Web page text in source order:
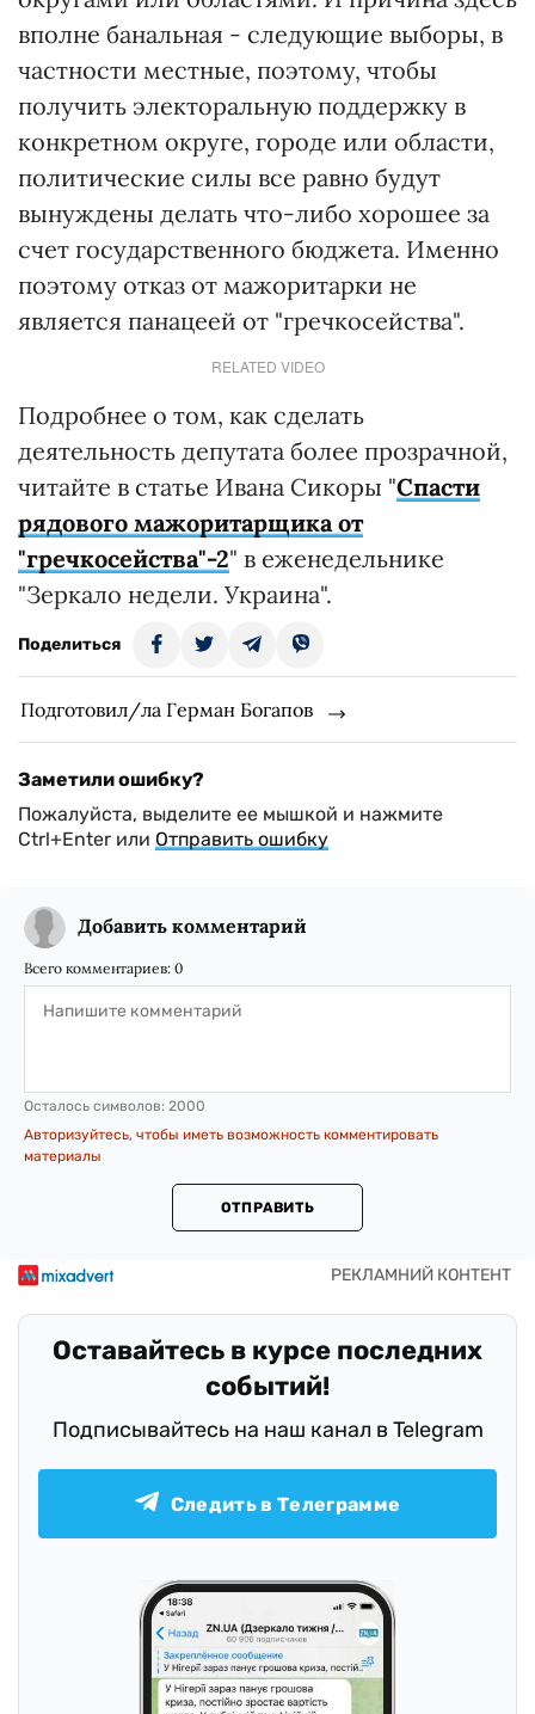
вполне банальная - следующие выборы, в
частности местные, поэтому, чтобы
получить электоральную поддержку в
конкретном округе, городе или области,
политические силы все равно будут
вынуждены делать что-либо хорошее за
счет государственного бюджета. Именно
поэтому отказ от мажоритарки не
является панацеей от "гречкосейства".
RELATED VIDEO
Подробнее о том, как сделать
деятельность депутата более прозрачной,
читайте в статье Ивана Сикоры "Спасти
рядового мажоритарщика от
"гречкосейства"-2" в еженедельнике
"Зеркало недели. Украина".
Поделиться
Подготовил/ла Герман Богапов
Заметили ошибку?
Пожалуйста, выделите ее мышкой и нажмите
Ctrl+Enter или Отправить ошибку
Добавить комментарий
Всего комментариев: 0
Осталось символов: 2000
Авторизуйтесь, чтобы иметь возможность комментировать
материалы
ОТПРАВИТЬ
Оставайтесь в курсе последних
событий!
Подписывайтесь на наш канал в Telegram
Следить в Телеграмме